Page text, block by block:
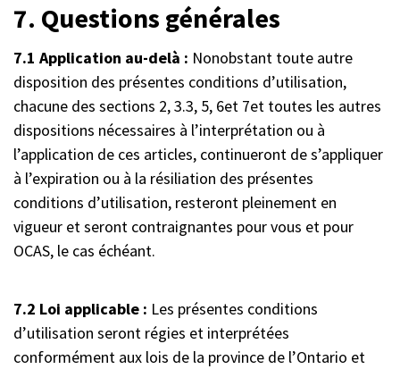
7. Questions générales
7.1 Application au-delà : Nonobstant toute autre
disposition des présentes conditions d’utilisation,
chacune des sections 2, 3.3, 5, 6et 7et toutes les autres
dispositions nécessaires à l’interprétation ou à
l’application de ces articles, continueront de s’appliquer
à l’expiration ou à la résiliation des présentes
conditions d’utilisation, resteront pleinement en
vigueur et seront contraignantes pour vous et pour
OCAS, le cas échéant.
7.2 Loi applicable : Les présentes conditions
d’utilisation seront régies et interprétées
conformément aux lois de la province de l’Ontario et